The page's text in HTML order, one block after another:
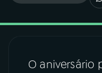
03
04 PROGRAMAS
O aniversário